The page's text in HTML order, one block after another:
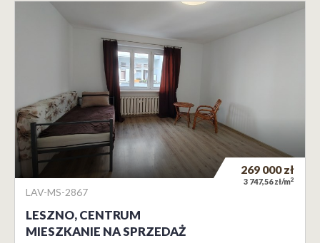
LAV-MS-2867
LESZNO, CENTRUM
MIESZKANIE NA SPRZEDAŻ
269 000zł
3 747,56 zł/m2